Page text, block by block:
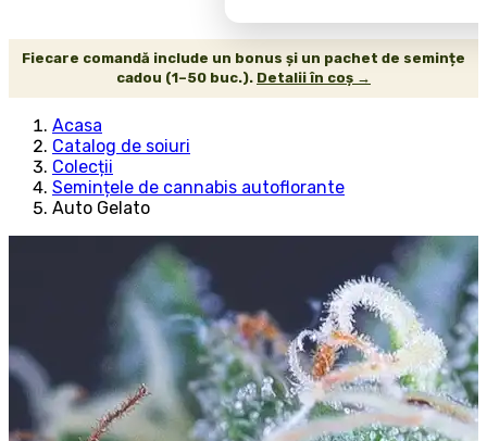
Fiecare comandă include un bonus și un pachet de semințe
cadou (1–50 buc.). Detalii în coș →
Acasa
Catalog de soiuri
Colecții
Semințele de cannabis autoflorante
Auto Gelato